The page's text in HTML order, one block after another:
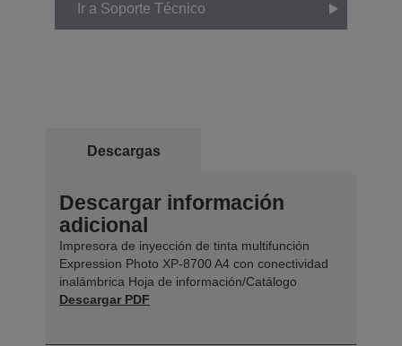
Ir a Soporte Técnico
Descargas
Descargar información
adicional
Impresora de inyección de tinta multifunción
Expression Photo XP-8700 A4 con conectividad
inalámbrica Hoja de información/Catálogo
Descargar PDF